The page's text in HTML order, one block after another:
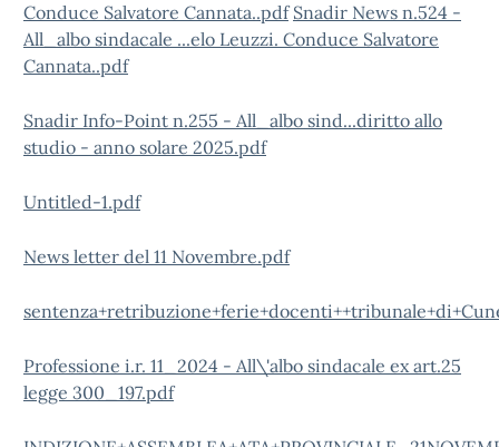
Conduce Salvatore Cannata..pdf Snadir News n.524 -
All_albo sindacale ...elo Leuzzi. Conduce Salvatore
Cannata..pdf
Snadir Info-Point n.255 - All_albo sind...diritto allo
studio - anno solare 2025.pdf
Untitled-1.pdf
News letter del 11 Novembre.pdf
Professione i.r. 11_2024 - All\'albo sindacale ex art.25
legge 300_197.pdf